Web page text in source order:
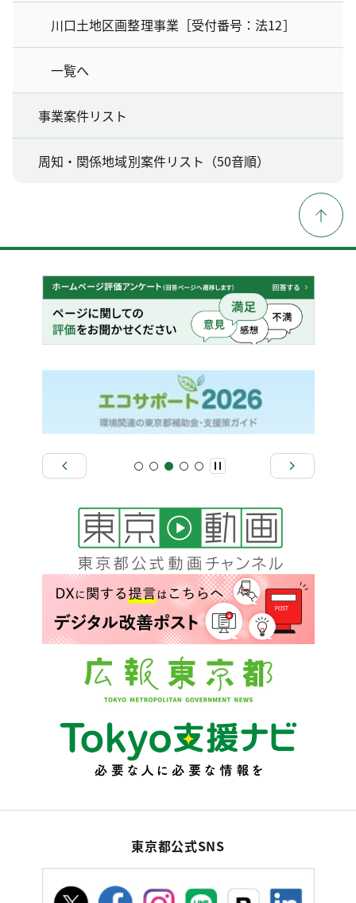
川口土地区画整理事業［受付番号：法12］
一覧へ
事業案件リスト
周知・関係地域別案件リスト（50音順）
東京都公式SNS